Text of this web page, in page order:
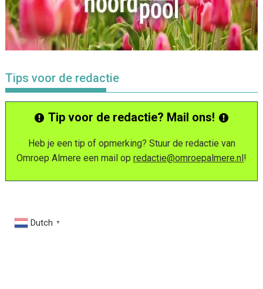
Tips voor de redactie
Tip voor de redactie? Mail ons!
Heb je een tip of opmerking? Stuur de redactie van
Omroep Almere een mail op redactie@omroepalmere.nl!
Dutch ▼